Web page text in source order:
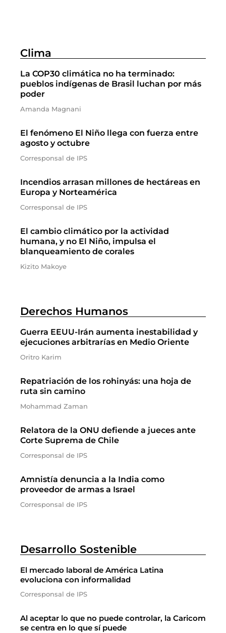
Clima
La COP30 climática no ha terminado:
pueblos indígenas de Brasil luchan por más
poder
Amanda Magnani
El fenómeno El Niño llega con fuerza entre
agosto y octubre
Corresponsal de IPS
Incendios arrasan millones de hectáreas en
Europa y Norteamérica
Corresponsal de IPS
El cambio climático por la actividad
humana, y no El Niño, impulsa el
blanqueamiento de corales
Kizito Makoye
Derechos Humanos
Guerra EEUU-Irán aumenta inestabilidad y
ejecuciones arbitrarías en Medio Oriente
Oritro Karim
Repatriación de los rohinyás: una hoja de
ruta sin camino
Mohammad Zaman
Relatora de la ONU defiende a jueces ante
Corte Suprema de Chile
Corresponsal de IPS
Amnistía denuncia a la India como
proveedor de armas a Israel
Corresponsal de IPS
Desarrollo Sostenible
El mercado laboral de América Latina
evoluciona con informalidad
Corresponsal de IPS
Al aceptar lo que no puede controlar, la Caricom
se centra en lo que sí puede